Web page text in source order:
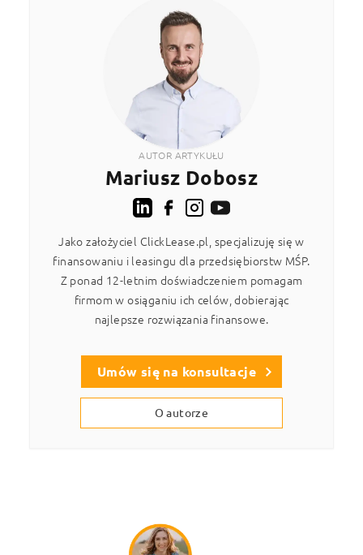
AUTOR ARTYKUŁU
Mariusz Dobosz
Jako założyciel ClickLease.pl, specjalizuję się w
finansowaniu i leasingu dla przedsiębiorstw MŚP.
Z ponad 12-letnim doświadczeniem pomagam
firmom w osiąganiu ich celów, dobierając
najlepsze rozwiązania finansowe.
Umów się na konsultacje
O autorze